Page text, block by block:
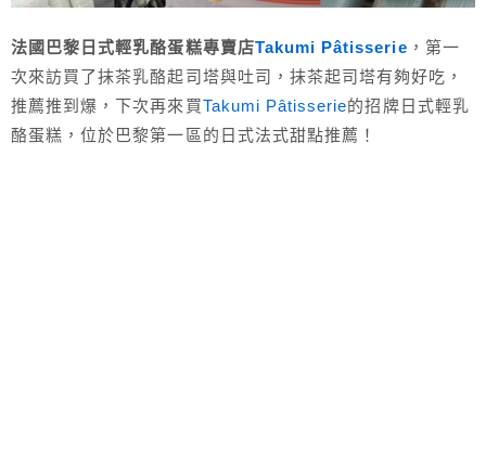
法國巴黎日式輕乳酪蛋糕專賣店Takumi Pâtisserie ，第一
次來訪買了抹茶乳酪起司塔與吐司，抹茶起司塔有夠好吃，
推薦推到爆，下次再來買Takumi Pâtisserie的招牌日式輕乳
酪蛋糕，位於巴黎第一區的日式法式甜點推薦！